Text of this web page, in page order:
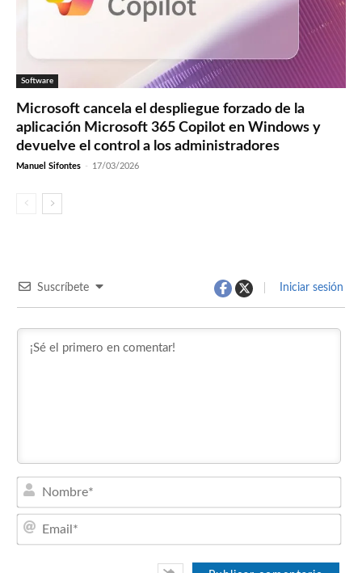
Software
Microsoft cancela el despliegue forzado de la
aplicación Microsoft 365 Copilot en Windows y
devuelve el control a los administradores
Manuel Sifontes - 17/03/2026
Suscríbete Iniciar sesión